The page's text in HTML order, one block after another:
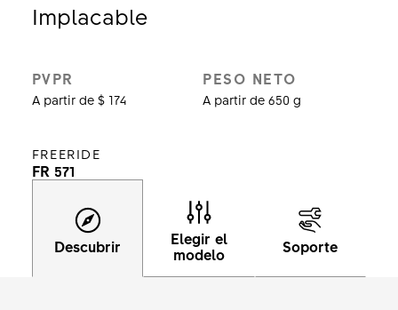
Implacable
PVPR
A partir de $ 174
PESO NETO
A partir de 650 g
FREERIDE
FR 571
Descubrir
Elegir el
modelo
Soporte